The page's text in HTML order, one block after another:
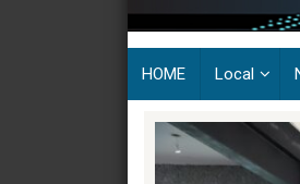
HOME Local